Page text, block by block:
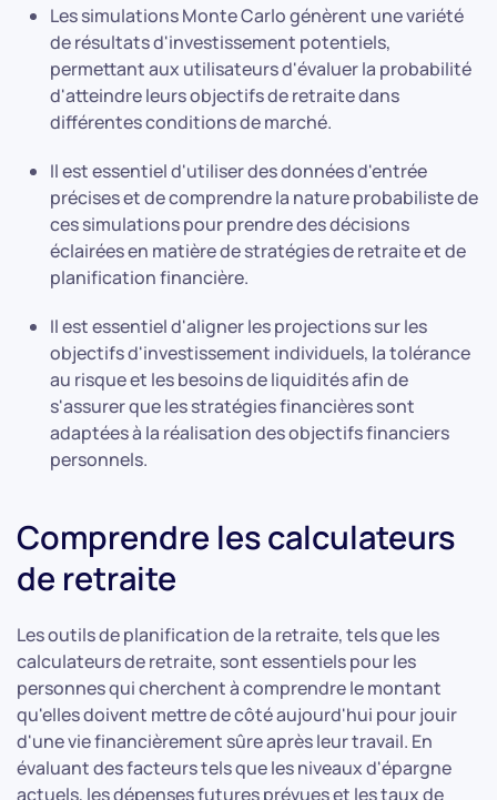
Les simulations Monte Carlo génèrent une variété
de résultats d'investissement potentiels,
permettant aux utilisateurs d'évaluer la probabilité
d'atteindre leurs objectifs de retraite dans
différentes conditions de marché.
Il est essentiel d'utiliser des données d'entrée
précises et de comprendre la nature probabiliste de
ces simulations pour prendre des décisions
éclairées en matière de stratégies de retraite et de
planification financière.
Il est essentiel d'aligner les projections sur les
objectifs d'investissement individuels, la tolérance
au risque et les besoins de liquidités afin de
s'assurer que les stratégies financières sont
adaptées à la réalisation des objectifs financiers
personnels.
Comprendre les calculateurs
de retraite
Les outils de planification de la retraite, tels que les
calculateurs de retraite, sont essentiels pour les
personnes qui cherchent à comprendre le montant
qu'elles doivent mettre de côté aujourd'hui pour jouir
d'une vie financièrement sûre après leur travail. En
évaluant des facteurs tels que les niveaux d'épargne
actuels, les dépenses futures prévues et les taux de